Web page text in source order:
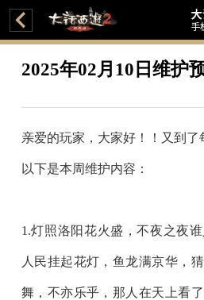
2025年02月10日维护
亲爱的玩家，大家好！！又到了
以下是本周维护内容：
1.灯照洛阳花火盛，不夜之夜
人民挂起花灯，鱼龙满京华，
舞，不亦乐乎，那人在天上看